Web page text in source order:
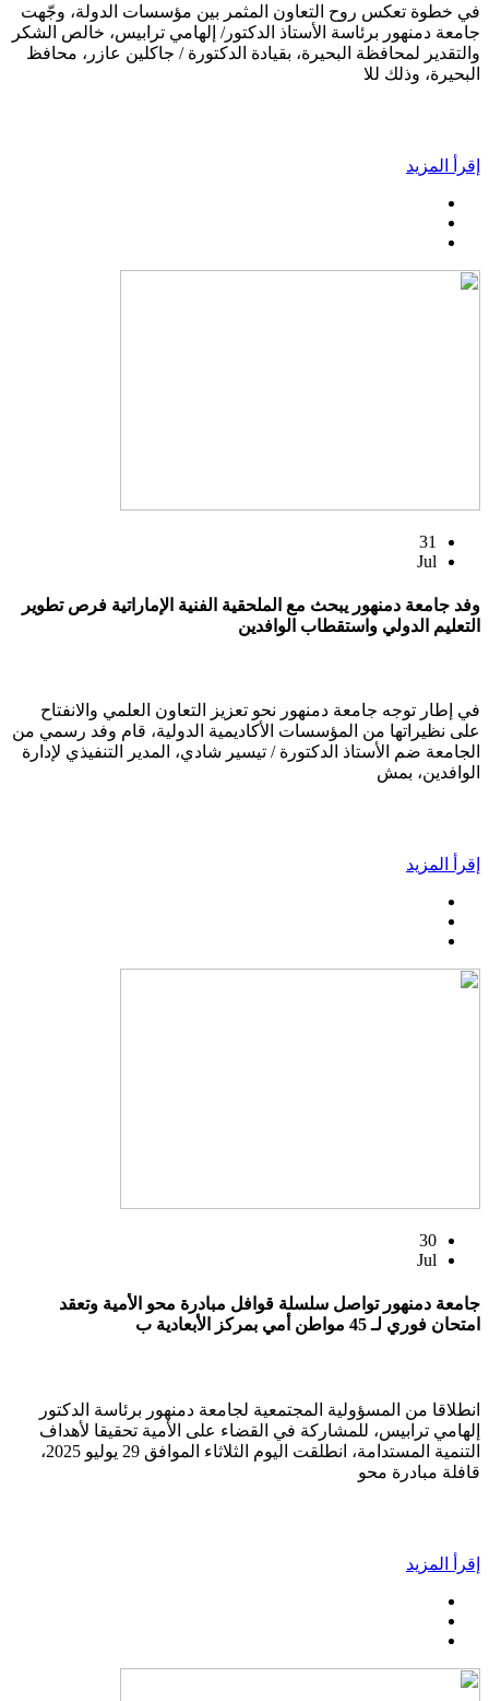
في خطوة تعكس روح التعاون المثمر بين مؤسسات الدولة، وجّهت
جامعة دمنهور برئاسة الأستاذ الدكتور/ إلهامي ترابيس، خالص الشكر
والتقدير لمحافظة البحيرة، بقيادة الدكتورة / جاكلين عازر، محافظ
البحيرة، وذلك للا
إقرأ المزيد
31
Jul
وفد جامعة دمنهور يبحث مع الملحقية الفنية الإماراتية فرص تطوير
التعليم الدولي واستقطاب الوافدين
في إطار توجه جامعة دمنهور نحو تعزيز التعاون العلمي والانفتاح
على نظيراتها من المؤسسات الأكاديمية الدولية، قام وفد رسمي من
الجامعة ضم الأستاذ الدكتورة / تيسير شادي، المدير التنفيذي لإدارة
الوافدين، بمش
إقرأ المزيد
30
Jul
جامعة دمنهور تواصل سلسلة قوافل مبادرة محو الأمية وتعقد
امتحان فوري لـ 45 مواطن أمي بمركز الأبعادية ب
انطلاقا من المسؤولية المجتمعية لجامعة دمنهور برئاسة الدكتور
إلهامي ترابيس، للمشاركة في القضاء على الأمية تحقيقا لأهداف
التنمية المستدامة، انطلقت اليوم الثلاثاء الموافق 29 يوليو 2025،
قافلة مبادرة محو
إقرأ المزيد